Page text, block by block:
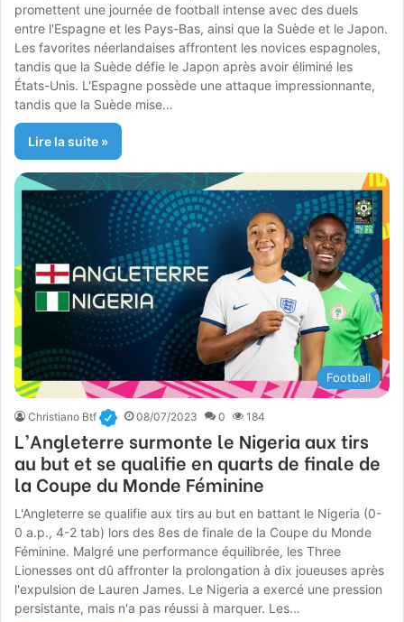
promettent une journée de football intense avec des duels
entre l'Espagne et les Pays-Bas, ainsi que la Suède et le Japon.
Les favorites néerlandaises affrontent les novices espagnoles,
tandis que la Suède défie le Japon après avoir éliminé les
États-Unis. L'Espagne possède une attaque impressionnante,
tandis que la Suède mise…
Lire la suite »
Football
Christiano Btf 08/07/2023 0 184
L’Angleterre surmonte le Nigeria aux tirs
au but et se qualifie en quarts de finale de
la Coupe du Monde Féminine
L'Angleterre se qualifie aux tirs au but en battant le Nigeria (0-
0 a.p., 4-2 tab) lors des 8es de finale de la Coupe du Monde
Féminine. Malgré une performance équilibrée, les Three
Lionesses ont dû affronter la prolongation à dix joueuses après
l'expulsion de Lauren James. Le Nigeria a exercé une pression
persistante, mais n'a pas réussi à marquer. Les…